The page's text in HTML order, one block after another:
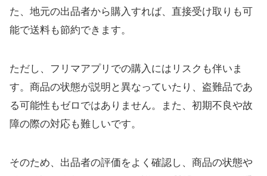
た、地元の出品者から購入すれば、直接受け取りも可
能で送料も節約できます。
ただし、フリマアプリでの購入にはリスクも伴いま
す。商品の状態が説明と異なっていたり、盗難品であ
る可能性もゼロではありません。また、初期不良や故
障の際の対応も難しいです。
そのため、出品者の評価をよく確認し、商品の状態や